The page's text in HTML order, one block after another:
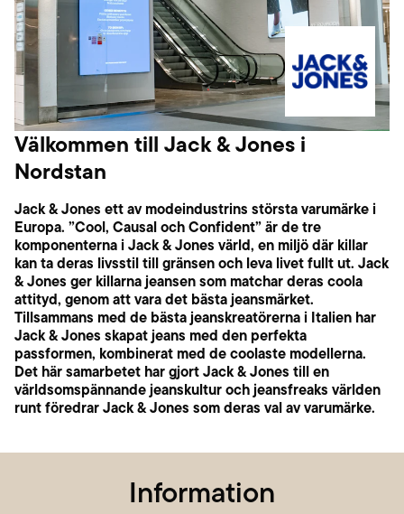
Välkommen till Jack & Jones i
Nordstan
Jack & Jones ett av modeindustrins största varumärke i
Europa. ”Cool, Causal och Confident” är de tre
komponenterna i Jack & Jones värld, en miljö där killar
kan ta deras livsstil till gränsen och leva livet fullt ut. Jack
& Jones ger killarna jeansen som matchar deras coola
attityd, genom att vara det bästa jeansmärket.
Tillsammans med de bästa jeanskreatörerna i Italien har
Jack & Jones skapat jeans med den perfekta
passformen, kombinerat med de coolaste modellerna.
Det här samarbetet har gjort Jack & Jones till en
världsomspännande jeanskultur och jeansfreaks världen
runt föredrar Jack & Jones som deras val av varumärke.
Information